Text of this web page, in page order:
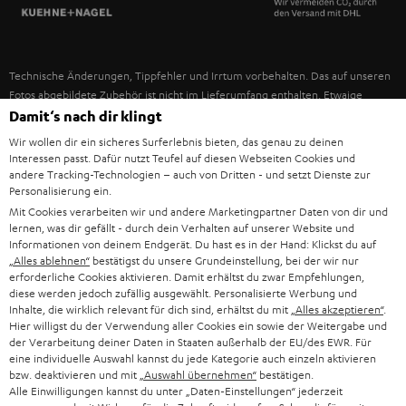
NEUHEITEN
UNSER MANAGEMENT
UNSERE WERTE
BILDUNGSRABATT
GESCHENKGUTSCHEIN
BARRIEREFREIHEIT
USA
WEITERE LÄNDER
Technische Änderungen, Tippfehler und Irrtum vorbehalten. Das auf unseren
Fotos abgebildete Zubehör ist nicht im Lieferumfang enthalten. Etwaige
Entsorgungsgebühren für Batterien sind im Preis inbegriffen.
©2026 Lautsprecher Teufel GmbH - All rights reserved.
Impressum AGB
Vertrag widerrufen
Damit‘s nach dir klingt
Wir wollen dir ein sicheres Surferlebnis bieten, das genau zu deinen
Interessen passt. Dafür nutzt Teufel auf diesen Webseiten Cookies und
andere Tracking-Technologien – auch von Dritten - und setzt Dienste zur
Personalisierung ein.
Mit Cookies verarbeiten wir und andere Marketingpartner Daten von dir und
lernen, was dir gefällt - durch dein Verhalten auf unserer Website und
Informationen von deinem Endgerät. Du hast es in der Hand: Klickst du auf
„Alles ablehnen“ bestätigst du unsere Grundeinstellung, bei der wir nur
erforderliche Cookies aktivieren. Damit erhältst du zwar Empfehlungen,
diese werden jedoch zufällig ausgewählt. Personalisierte Werbung und
Inhalte, die wirklich relevant für dich sind, erhältst du mit „Alles akzeptieren“.
Hier willigst du der Verwendung aller Cookies ein sowie der Weitergabe und
der Verarbeitung deiner Daten in Staaten außerhalb der EU/des EWR. Für
eine individuelle Auswahl kannst du jede Kategorie auch einzeln aktivieren
bzw. deaktivieren und mit „Auswahl übernehmen“ bestätigen.
Alle Einwilligungen kannst du unter „Daten-Einstellungen“ jederzeit